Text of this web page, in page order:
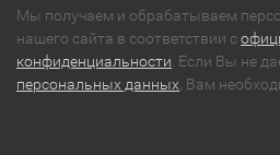
Мы получаем и обрабатываем
нашего сайта в соответствии с
конфиденциальности. Если Вы не
персональных данных, Вам